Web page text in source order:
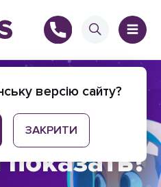
на
его
версію сайту?
ЗАКРИТИ